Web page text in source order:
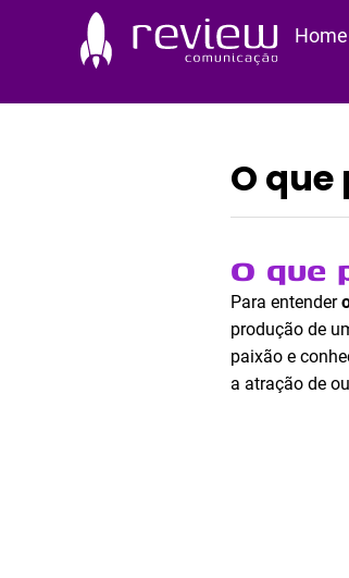
Home
O
O que
Para entender
produção de
paixão e
a atração de